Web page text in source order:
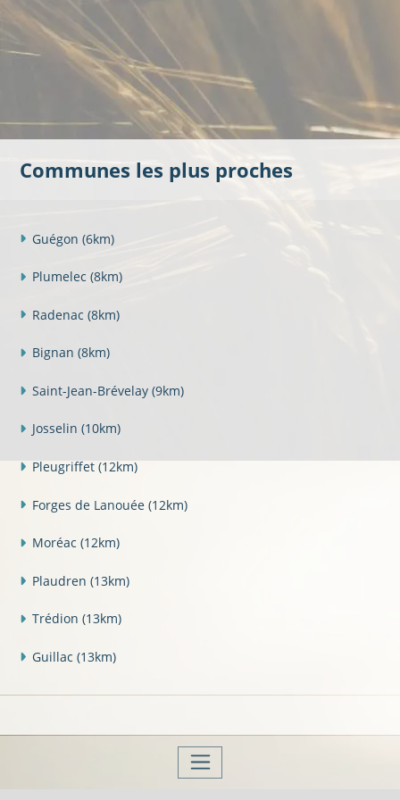
Communes les plus proches
Guégon (6km)
Plumelec (8km)
Radenac (8km)
Bignan (8km)
Saint-Jean-Brévelay (9km)
Josselin (10km)
Pleugriffet (12km)
Forges de Lanouée (12km)
Moréac (12km)
Plaudren (13km)
Trédion (13km)
Guillac (13km)